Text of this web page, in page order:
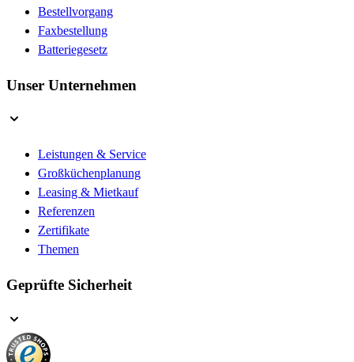
Bestellvorgang
Faxbestellung
Batteriegesetz
Unser Unternehmen
Leistungen & Service
Großküchenplanung
Leasing & Mietkauf
Referenzen
Zertifikate
Themen
Geprüfte Sicherheit